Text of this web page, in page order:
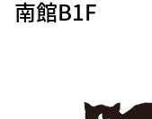
南館B1F